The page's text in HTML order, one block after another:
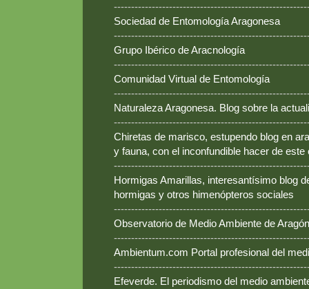
Sociedad de Entomología Aragonesa
Grupo Ibérico de Aracnología
Comunidad Virtual de Entomología
Naturaleza Aragonesa. Blog sobre la
Chiretas de marisco, estupendo blog en
y fauna, con el inconfundible hacer de este
Hormigas Amarillas, interesantísimo blog
hormigas y otros himenópteros sociales
Observatorio de Medio Ambiente de Aragón
Ambientum.com Portal profesional del
Efeverde. El periodismo del medio